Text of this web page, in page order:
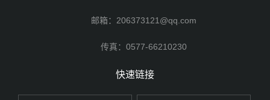
邮箱：206373121@qq.com
传真：0577-66210230
快速链接